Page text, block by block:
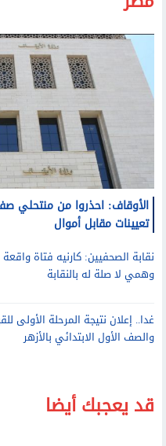
مصر
الأوقاف: احذروا من منتحلي
تعيينات مقابل أموال
نقابة الصحفيين: كارنيه فتاة
وهمي لا صلة له بالنقابة
والصف الأول الابتدائي بالأزهر